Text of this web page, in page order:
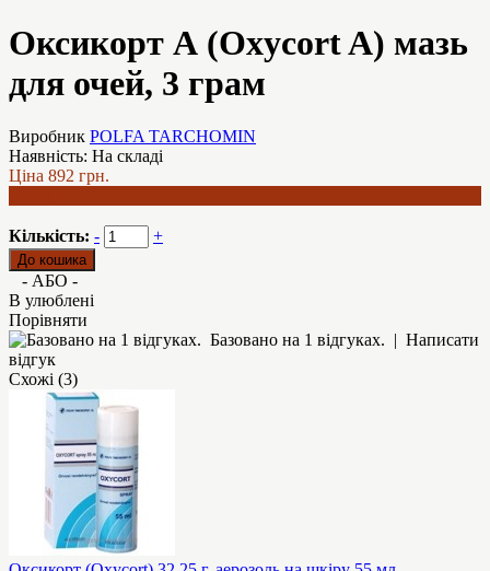
Оксикорт А (Oxycort A) мазь
для очей, 3 грам
Виробник POLFA TARCHOMIN
Наявність: На складі
Ціна 892 грн.
Кількість: - +
- АБО -
В улюблені
Порівняти
Базовано на 1 відгуках. | Написати
відгук
Схожі (3)